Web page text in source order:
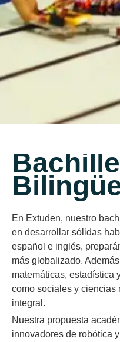
En Extuden, nuestro
en desarrollar sólidas
español e inglés,
más globalizado.
matemáticas, estadística
como sociales y ciencias
integral.
Nuestra propuesta
innovadores de robótica